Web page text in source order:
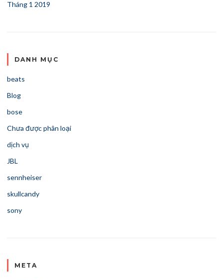
Tháng 1 2019
DANH MỤC
beats
Blog
bose
Chưa được phân loại
dịch vụ
JBL
sennheiser
skullcandy
sony
META